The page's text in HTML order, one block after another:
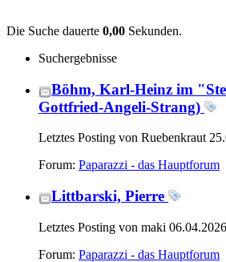
Die Suche dauerte 0,00 Sekunden.
Suchergebnisse
Böhm, Karl-Heinz im
Gottfried-Angeli-Strang)
Letztes Posting von Ruebenkraut
Forum: Paparazzi - das Hauptforum
Littbarski, Pierre
Letztes Posting von maki 06.04.2026
Forum: Paparazzi - das Hauptforum